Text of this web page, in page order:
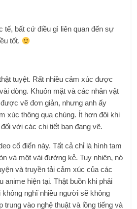
tế, bất cứ điều gì liên quan đến sự
tốt.
tuyệt. Rất nhiều cảm xúc được
dòng. Khuôn mặt và các nhân vật
vẽ đơn giản, nhưng anh ấy
xúc thông qua chúng. Ít hơn đôi khi
với các chi tiết bạn đang vẽ.
cổ điển này. Tất cả chỉ là hình tam
và một vài đường kẻ. Tuy nhiên, nó
và truyền tải cảm xúc của các
anime hiện tại. Thật buồn khi phải
không nghĩ nhiều người sẽ không
trung vào nghệ thuật và lồng tiếng và